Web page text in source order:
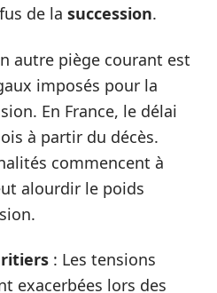
de la succession.
autre piège courant est
imposés pour la
En France, le délai
à partir du décès.
commencent à
alourdir le poids
: Les tensions
exacerbées lors des